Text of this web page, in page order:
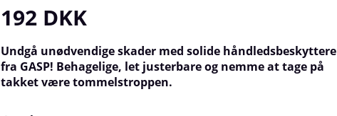
192 DKK
Undgå unødvendige skader med solide håndledsbeskyttere
fra GASP! Behagelige, let justerbare og nemme at tage på
takket være tommelstroppen.